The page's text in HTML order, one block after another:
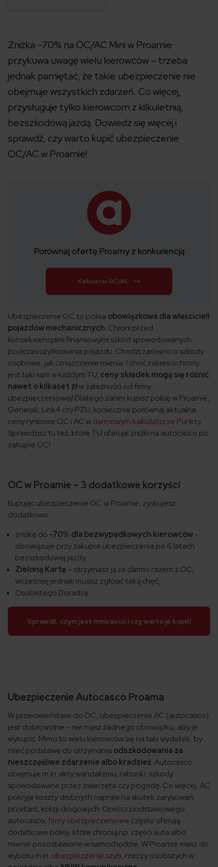
Zniżka –70% na OC/AC Mini w Proamie
przykuwa uwagę wielu kierowców – trzeba
jednak pamiętać, że takie ubezpieczenie nie
obejmuje wszystkich zdarzeń. Co więcej,
przysługuje tylko kierowcom z kilkuletnią,
bezszkodową jazdą. Dowiedz się więcej i
sprawdź, czy warto kupić ubezpieczenie
OC/AC w Proamie!
Porównaj ofertę Proamy z konkurencją
Kalkulator OC/AC
Ubezpieczenie OC to polisa obowiązkowa dla właścicieli
pojazdów mechanicznych. Chroni przed
konsekwencjami finansowymi szkód spowodowanych
podczas użytkowania pojazdu. Chodzi zarówno o szkody
osobowe, jak i zniszczenie mienia. I choć zakres ochrony
jest taki sam w każdym TU, ceny składek mogą się różnić
nawet o kilkaset złw zależności od firmy
ubezpieczeniowej! Dlatego zanim kupisz polisę w Proamie,
Generali, Link4 czy PZU, koniecznie porównaj aktualne
ceny rynkowe OC i AC wdarmowym kalkulatorze Punkty.
Sprawdzisz tu też, które TU oferuje zniżki na autocasco po
zakupie OC!
OC w Proamie – 3 dodatkowe korzyści
Kupując ubezpieczenie OC w Proamie, zyskujesz
dodatkowo:
zniżkę do -70% dla bezwypadkowych kierowców–
obowiązuje przy zakupie ubezpieczenia po 6 latach
bezszkodowej jazdy,
Zieloną Kartę– otrzymasz ją za darmo razem z OC,
wcześniej jednak musisz zgłosić taką chęć,
Osobistego Doradcę.
Sprawdź, czym jest minicasco i czy warto je kupić!
Ubezpieczenie Autocasco Proama
W przeciwieństwie do OC, ubezpieczenie AC (autocasco)
jest dobrowolne – nie masz żadnego obowiązku, aby je
wykupić. Mimo to wielu kierowców się na taki wydatek, by
mieć podstawę do otrzymania odszkodowania za
nieszczęśliwe zdarzenie albo kradzież. Autocasco
obejmuje m.in. akty wandalizmu, rabunki, szkody
spowodowane przez zwierzęta czy pogodę. Co więcej, AC
pokryje koszty drobnych napraw na skutek zarysowań,
przetarć, kolizji drogowych. Oprócz podstawowego
autocasco,firmy ubezpieczeniowe często oferują
dodatkowe polisy, które chronią np. części auta albo
mienie pozostawione w samochodzie. W Proamie masz do
wyboru m.in. ubezpieczenie szyb, rzeczy osobistych w